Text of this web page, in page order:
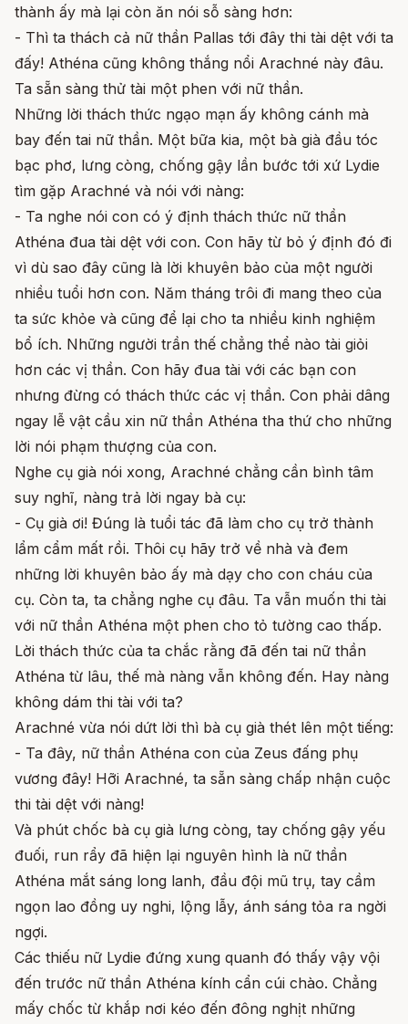
thành ấy mà lại còn ăn nói sỗ sàng hơn:
- Thì ta thách cả nữ thần Pallas tới đây thi tài dệt với ta
đấy! Athéna cũng không thắng nổi Arachné này đâu.
Ta sẵn sàng thử tài một phen với nữ thần.
Những lời thách thức ngạo mạn ấy không cánh mà
bay đến tai nữ thần. Một bữa kia, một bà già đầu tóc
bạc phơ, lưng còng, chống gậy lần bước tới xứ Lydie
tìm gặp Arachné và nói với nàng:
- Ta nghe nói con có ý định thách thức nữ thần
Athéna đua tài dệt với con. Con hãy từ bỏ ý định đó đi
vì dù sao đây cũng là lời khuyên bảo của một người
nhiều tuổi hơn con. Năm tháng trôi đi mang theo của
ta sức khỏe và cũng để lại cho ta nhiều kinh nghiệm
bổ ích. Những người trần thế chẳng thể nào tài giỏi
hơn các vị thần. Con hãy đua tài với các bạn con
nhưng đừng có thách thức các vị thần. Con phải dâng
ngay lễ vật cầu xin nữ thần Athéna tha thứ cho những
lời nói phạm thượng của con.
Nghe cụ già nói xong, Arachné chẳng cần bình tâm
suy nghĩ, nàng trả lời ngay bà cụ:
- Cụ già ơi! Đúng là tuổi tác đã làm cho cụ trở thành
lẩm cẩm mất rồi. Thôi cụ hãy trở về nhà và đem
những lời khuyên bảo ấy mà dạy cho con cháu của
cụ. Còn ta, ta chẳng nghe cụ đâu. Ta vẫn muốn thi tài
với nữ thần Athéna một phen cho tỏ tường cao thấp.
Lời thách thức của ta chắc rằng đã đến tai nữ thần
Athéna từ lâu, thế mà nàng vẫn không đến. Hay nàng
không dám thi tài với ta?
Arachné vừa nói dứt lời thì bà cụ già thét lên một tiếng:
- Ta đây, nữ thần Athéna con của Zeus đấng phụ
vương đây! Hỡi Arachné, ta sẵn sàng chấp nhận cuộc
thi tài dệt với nàng!
Và phút chốc bà cụ già lưng còng, tay chống gậy yếu
đuối, run rẩy đã hiện lại nguyên hình là nữ thần
Athéna mắt sáng long lanh, đầu đội mũ trụ, tay cầm
ngọn lao đồng uy nghi, lộng lẫy, ánh sáng tỏa ra ngời
ngợi.
Các thiếu nữ Lydie đứng xung quanh đó thấy vậy vội
đến trước nữ thần Athéna kính cẩn cúi chào. Chẳng
mấy chốc từ khắp nơi kéo đến đông nghịt những